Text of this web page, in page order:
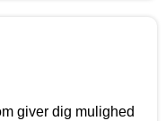
giver dig mulighed